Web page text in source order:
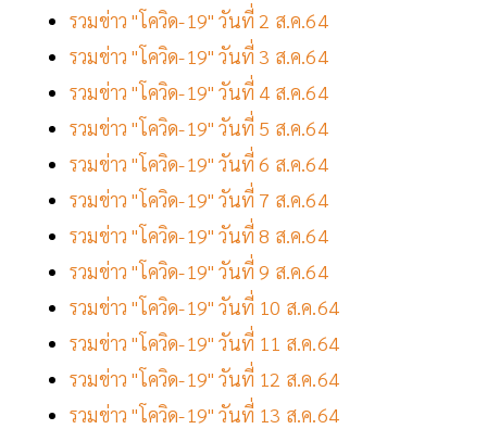
รวมข่าว "โควิด-19" วันที่ 2 ส.ค.64
รวมข่าว "โควิด-19" วันที่ 3 ส.ค.64
รวมข่าว "โควิด-19" วันที่ 4 ส.ค.64
รวมข่าว "โควิด-19" วันที่ 5 ส.ค.64
รวมข่าว "โควิด-19" วันที่ 6 ส.ค.64
รวมข่าว "โควิด-19" วันที่ 7 ส.ค.64
รวมข่าว "โควิด-19" วันที่ 8 ส.ค.64
รวมข่าว "โควิด-19" วันที่ 9 ส.ค.64
รวมข่าว "โควิด-19" วันที่ 10 ส.ค.64
รวมข่าว "โควิด-19" วันที่ 11 ส.ค.64
รวมข่าว "โควิด-19" วันที่ 12 ส.ค.64
รวมข่าว "โควิด-19" วันที่ 13 ส.ค.64